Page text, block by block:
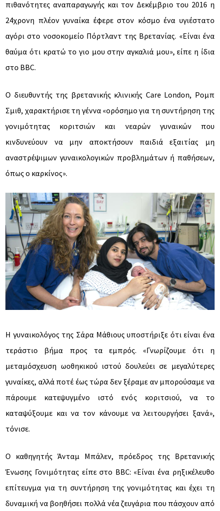
πιθανότητες αναπαραγωγής και τον Δεκέμβριο του 2016 η
24χρονη πλέον γυναίκα έφερε στον κόσμο ένα υγιέστατο
αγόρι στο νοσοκομείο Πόρτλαντ της Βρετανίας. «Είναι ένα
θαύμα ότι κρατώ το γιο μου στην αγκαλιά μου», είπε η ίδια
στο BBC.
Ο διευθυντής της βρετανικής κλινικής Care London, Ρομπ
Σμιθ, χαρακτήρισε τη γέννα «ορόσημο για τη συντήρηση της
γονιμότητας κοριτσιών και νεαρών γυναικών που
κινδυνεύουν να μην αποκτήσουν παιδιά εξαιτίας μη
αναστρέψιμων γυναικολογικών προβλημάτων ή παθήσεων,
όπως ο καρκίνος».
Η γυναικολόγος της Σάρα Μάθιους υποστήριξε ότι είναι ένα
τεράστιο βήμα προς τα εμπρός. «Γνωρίζουμε ότι η
μεταμόσχευση ωοθηκικού ιστού δουλεύει σε μεγαλύτερες
γυναίκες, αλλά ποτέ έως τώρα δεν ξέραμε αν μπορούσαμε να
πάρουμε κατεψυγμένο ιστό ενός κοριτσιού, να το
καταψύξουμε και να τον κάνουμε να λειτουργήσει ξανά»,
τόνισε.
Ο καθηγητής Άνταμ Μπάλεν, πρόεδρος της Βρετανικής
Ένωσης Γονιμότητας είπε στο BBC: «Είναι ένα ρηξικέλευθο
επίτευγμα για τη συντήρηση της γονιμότητας και έχει τη
δυναμική να βοηθήσει πολλά νέα ζευγάρια που πάσχουν από